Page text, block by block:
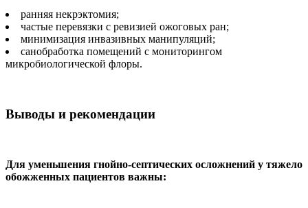
ранняя некрэктомия;
частые перевязки с ревизией ожоговых ран;
минимизация инвазивных манипуляций;
санобработка помещений с мониторингом
микробиологической флоры.
Выводы и рекомендации
Для уменьшения гнойно-септических осложнений у тяжело
обожженных пациентов важны: